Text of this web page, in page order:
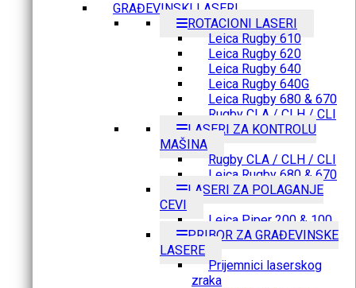
GRAĐEVINSKI LASERI
ROTACIONI LASERI
Leica Rugby 610
Leica Rugby 620
Leica Rugby 640
Leica Rugby 640G
Leica Rugby 680 & 670
Rugby CLA / CLH / CLI
LASERI ZA KONTROLU
MAŠINA
Rugby CLA / CLH / CLI
Leica Rugby 680 & 670
LASERI ZA POLAGANJE
CEVI
Leica Piper 200 & 100
PRIBOR ZA GRAĐEVINSKE
LASERE
Prijemnici laserskog
zraka